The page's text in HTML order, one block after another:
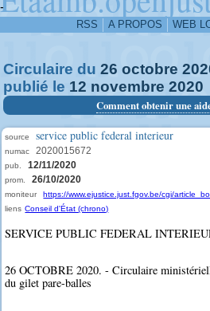
-
RSS A PROPOS WEB
Circulaire du 26 octobre
publié le 12 novembre 2020
Comment obtenir une
source service public federal interieur
numac 2020015672
pub. 12/11/2020
prom. 26/10/2020
moniteur
https://www.ejustice.just.fgov.be/cgi/
liens Conseil d'État (chrono)
SERVICE PUBLIC FEDERAL
26 OCTOBRE 2020. - Circulaire
du gilet pare-balles